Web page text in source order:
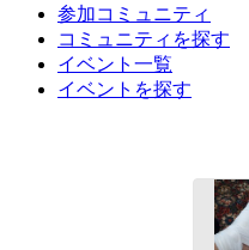
参加コミュニティ
コミュニティを探す
イベント一覧
イベントを探す